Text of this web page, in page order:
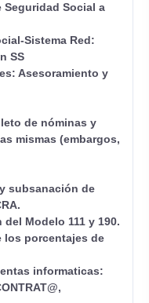
Social a
Sistema Red:
SS
Asesoramiento y
de nóminas y
mismas (embargos,
subsanación de
Modelo 111 y 190.
los porcentajes de
informaticas: